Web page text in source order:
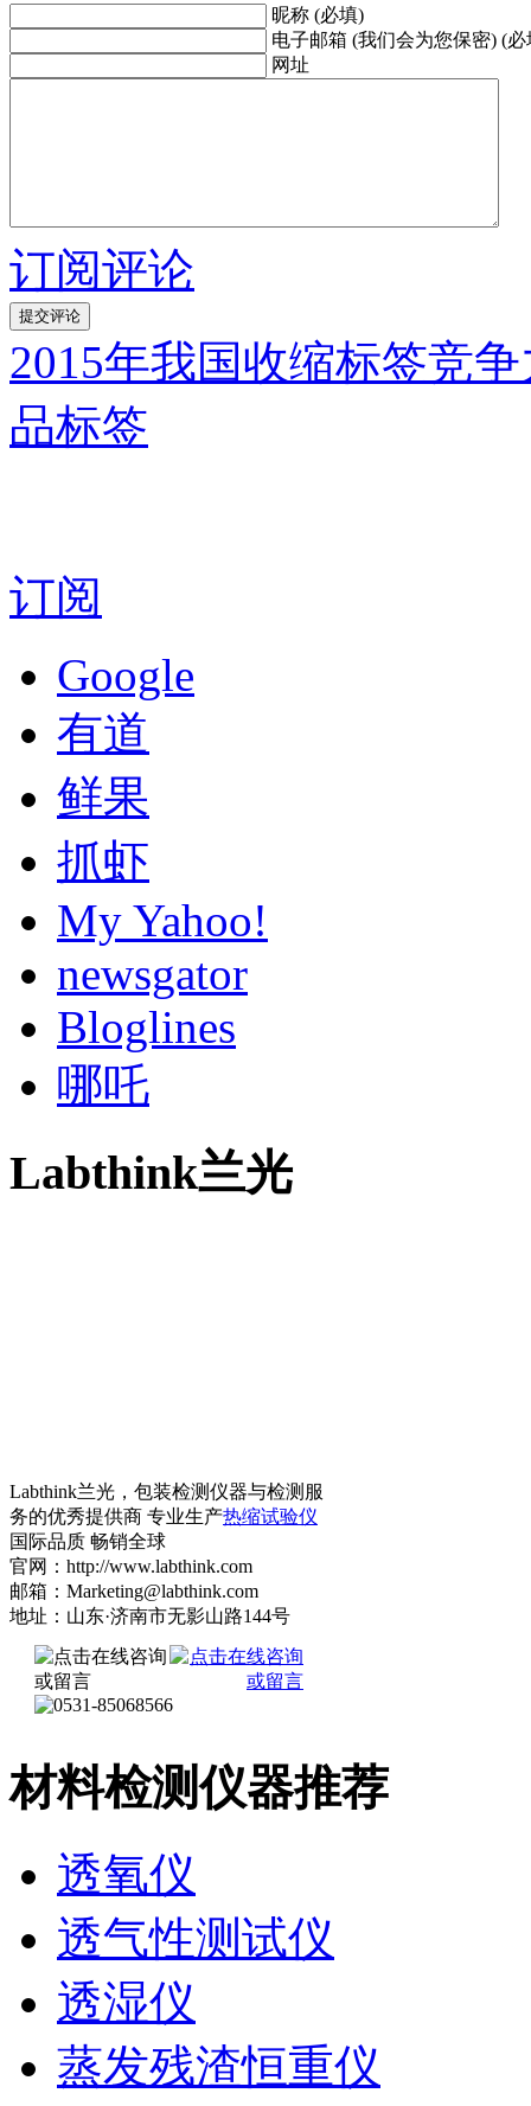
昵称 (必填)
电子邮箱 (我们会为您保密) (必
网址
订阅评论
2015年我国收缩标签竞
品标签
订阅
Google
有道
鲜果
抓虾
My Yahoo!
newsgator
Bloglines
哪吒
Labthink兰光
Labthink兰光，包装检测仪器与检测服
务的优秀提供商 专业生产热缩试验仪
国际品质 畅销全球
官网：http://www.labthink.com
邮箱：Marketing@labthink.com
地址：山东·济南市无影山路144号
材料检测仪器推荐
透氧仪
透气性测试仪
透湿仪
蒸发残渣恒重仪